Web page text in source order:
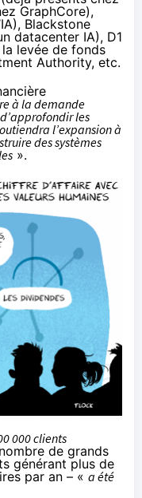
GraphCore),
), Blackstone
datacenter IA), D1
levée de fonds
Authority, etc.
à la demande
les
l’expansion à
des systèmes
».
000 clients
de grands
générant plus de
par an – « a été